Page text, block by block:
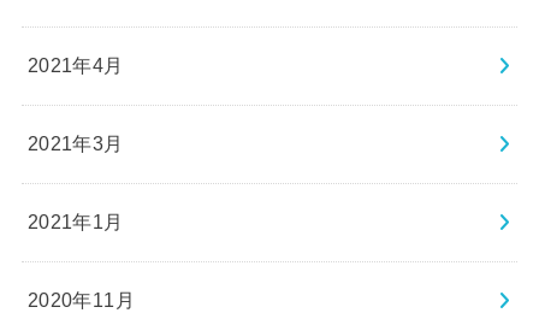
2021年4月
2021年3月
2021年1月
2020年11月